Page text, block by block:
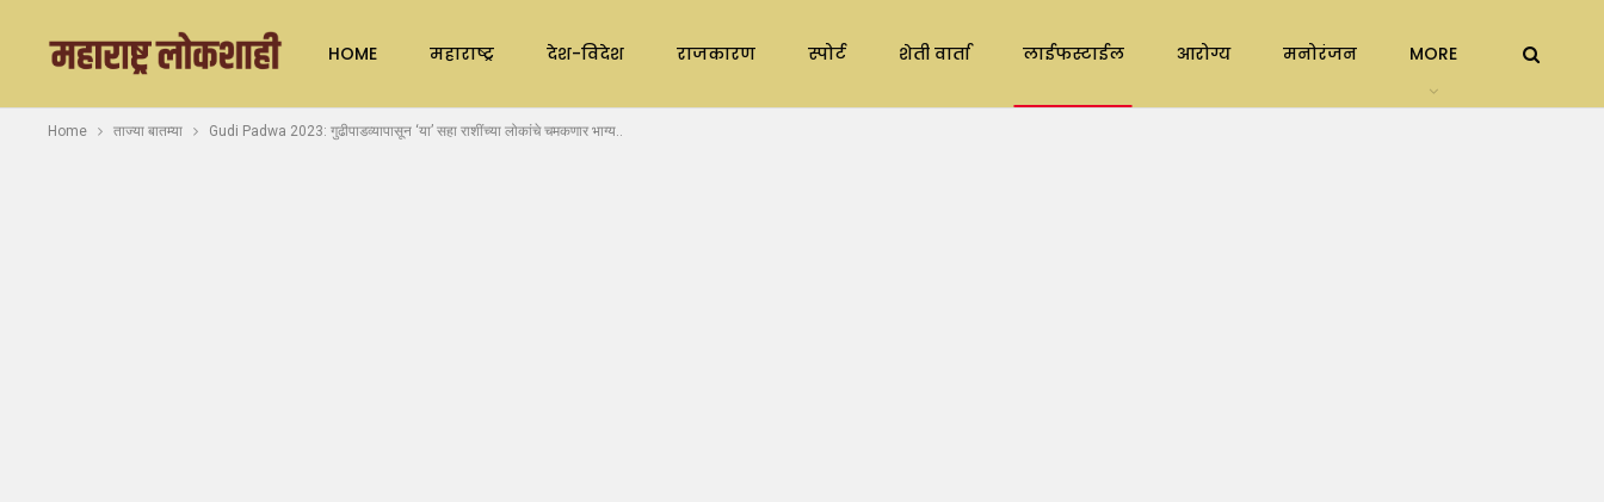
HOME महाराष्ट्र देश-विदेश राजकारण स्पोर्ट शेती वार्ता लाईफस्टाईल आरोग्य मनोरंजन MORE
Home ताज्या बातम्या Gudi Padwa 2023: गुढीपाडव्यापासून ‘या’ सहा राशींच्या लोकांचे चमकणार भाग्य..